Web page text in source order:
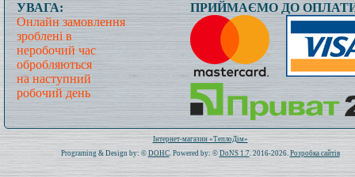
УВАГА:
Онлайн замовлення
зроблені в
неробочий час
обробляються
на наступний
робочий день
ПРИЙМАЄМО ДО
Всього: 1019837 Сьогодні: 754
Інтернет-магазин «ТеплоДім»
Programing & Design by: © DOHC. Powered by: © DoNS 1.7. 2016-2026. Розробка сайтів